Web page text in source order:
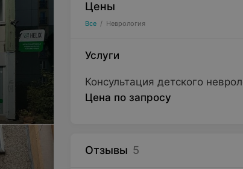
Цены
Все / Неврология
Услуги
Консультация детского
Цена по запросу
Отзывы 5